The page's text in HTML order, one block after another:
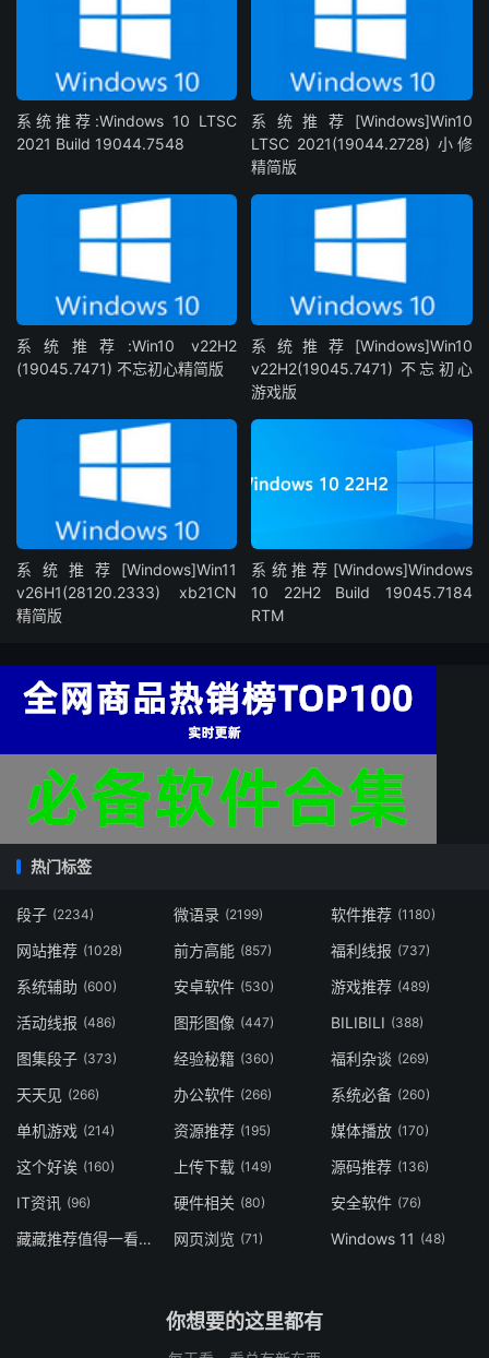
系统推荐:Windows 10 LTSC
2021 Build 19044.7548
系统推荐[Windows]Win10
LTSC 2021(19044.2728) 小修
精简版
系统推荐:Win10 v22H2
(19045.7471) 不忘初心精简版
系统推荐[Windows]Win10
v22H2(19045.7471) 不忘初心
游戏版
系统推荐[Windows]Win11
v26H1(28120.2333) xb21CN
精简版
系统推荐[Windows]Windows
10 22H2 Build 19045.7184
RTM
热门标签
段子 (2234) 微语录 (2199) 软件推荐 (1180)
网站推荐 (1028) 前方高能 (857) 福利线报 (737)
系统辅助 (600) 安卓软件 (530) 游戏推荐 (489)
活动线报 (486) 图形图像 (447) BILIBILI (388)
图集段子 (373) 经验秘籍 (360) 福利杂谈 (269)
天天见 (266) 办公软件 (266) 系统必备 (260)
单机游戏 (214) 资源推荐 (195) 媒体播放 (170)
这个好诶 (160) 上传下载 (149) 源码推荐 (136)
IT资讯 (96) 硬件相关 (80) 安全软件 (76)
藏藏推荐值得一看(73) 网页浏览 (71) Windows 11 (48)
你想要的这里都有